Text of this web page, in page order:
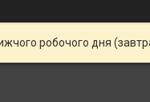
робочого дня